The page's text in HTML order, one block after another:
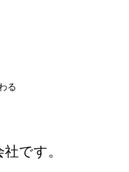
る
です。